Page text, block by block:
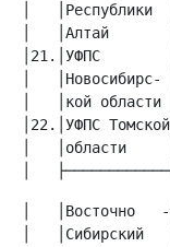
│
│21.│УФПС
│
│22.│УФПС
│
│
│
│